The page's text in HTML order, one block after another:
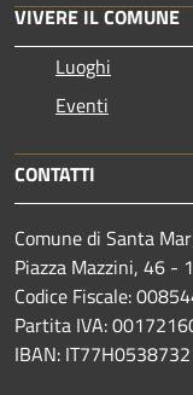
VIVERE IL COMUNE
Luoghi
Eventi
CONTATTI
Comune di Santa
Piazza Mazzini, 46 -
Codice Fiscale:
Partita IVA:
IBAN: